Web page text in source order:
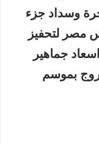
وسداد جزء
مصر لتحفيز
جماهير
بموسم